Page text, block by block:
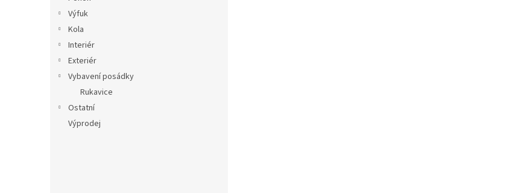
Výfuk
Kola
Interiér
Exteriér
Vybavení posádky
Rukavice
Ostatní
Výprodej